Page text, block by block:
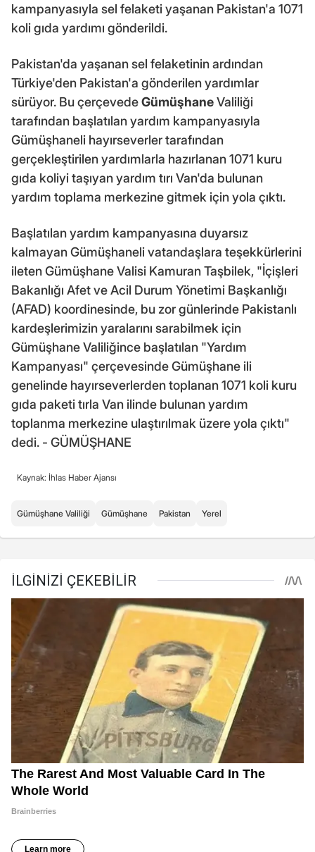
kampanyasıyla sel felaketi yaşanan Pakistan'a 1071
koli gıda yardımı gönderildi.
Pakistan'da yaşanan sel felaketinin ardından
Türkiye'den Pakistan'a gönderilen yardımlar
sürüyor. Bu çerçevedeGümüşhaneValiliği
tarafından başlatılan yardım kampanyasıyla
Gümüşhaneli hayırseverler tarafından
gerçekleştirilen yardımlarla hazırlanan 1071 kuru
gıda koliyi taşıyan yardım tırı Van'da bulunan
yardım toplama merkezine gitmek için yola çıktı.
Başlatılan yardım kampanyasına duyarsız
kalmayan Gümüşhaneli vatandaşlara teşekkürlerini
ileten Gümüşhane Valisi Kamuran Taşbilek, "İçişleri
Bakanlığı Afet ve Acil Durum Yönetimi Başkanlığı
(AFAD) koordinesinde, bu zor günlerinde Pakistanlı
kardeşlerimizin yaralarını sarabilmek için
Gümüşhane Valiliğince başlatılan "Yardım
Kampanyası" çerçevesinde Gümüşhane ili
genelinde hayırseverlerden toplanan 1071 koli kuru
gıda paketi tırla Van ilinde bulunan yardım
toplanma merkezine ulaştırılmak üzere yola çıktı"
dedi. - GÜMÜŞHANE
Kaynak: İhlas Haber Ajansı
Gümüşhane Valiliği Gümüşhane Pakistan Yerel